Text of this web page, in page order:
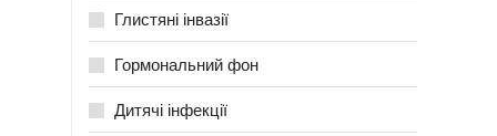
Глистяні інвазії
Гормональний фон
Дитячі інфекції